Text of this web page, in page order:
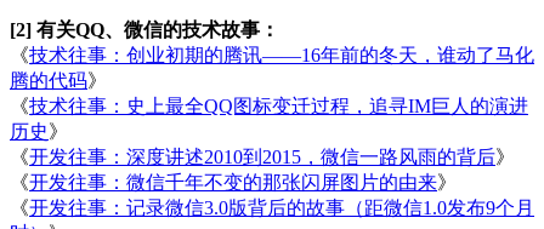
[2] 有关QQ、微信的技术故事：
《技术往事：创业初期的腾讯——16年前的冬天，谁动了马化
腾的代码》
《技术往事：史上最全QQ图标变迁过程，追寻IM巨人的演进
历史》
《开发往事：深度讲述2010到2015，微信一路风雨的背后》
《开发往事：微信千年不变的那张闪屏图片的由来》
《开发往事：记录微信3.0版背后的故事（距微信1.0发布9个月